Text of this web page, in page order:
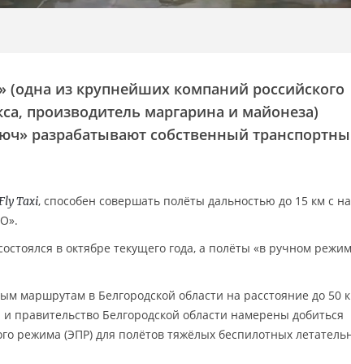
из крупнейших компаний российского
производитель маргарина и майонеза)
разрабатывают собственный
Taxi, способен совершать полёты дальностью до 15 км с
в октябре текущего года, а полёты «в ручном
маршрутам в Белгородской области на расстояние до 50
правительство Белгородской области намерены добиться
режима (ЭПР) для полётов тяжёлых беспилотных